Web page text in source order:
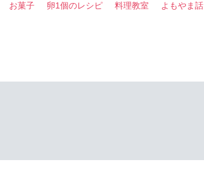
お菓子 卵1個のレシピ 料理教室 よもやま話